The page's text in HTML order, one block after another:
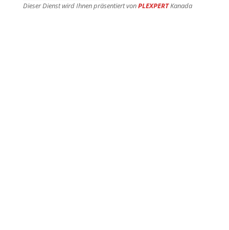
Dieser Dienst wird Ihnen präsentiert vonPLEXPERTKanada